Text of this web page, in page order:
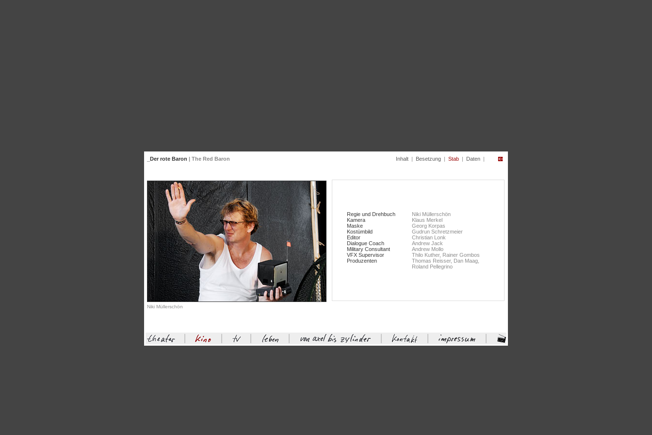
_Der rote Baron | The Red Baron Inhalt | Besetzung | Stab | Daten |